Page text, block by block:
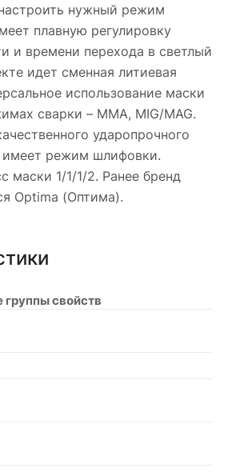
нужный режим
плавную регулировку
и времени перехода в светлый
идет сменная литиевая
использование маски
сварки – MMA, MIG/MAG.
ударопрочного
имеет режим шлифовки.
маски 1/1/1/2. Ранее бренд
Optima (Оптима).
группы свойств